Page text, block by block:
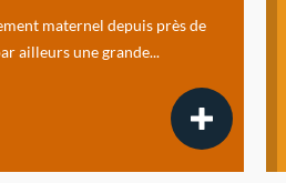
maternel depuis près de
ailleurs une grande...